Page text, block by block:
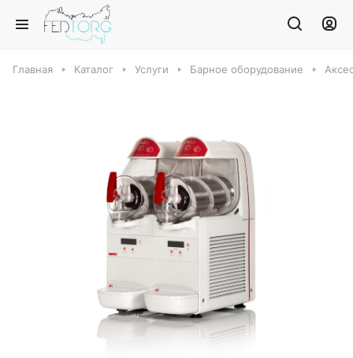
Главная Каталог Услуги Барное оборудование